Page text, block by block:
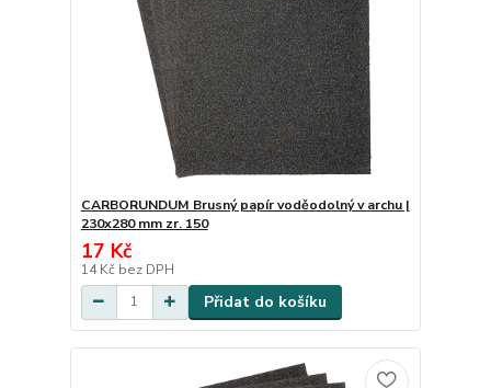
CARBORUNDUM Brusný papír voděodolný v archu |
230x280 mm zr. 150
17 Kč
14 Kč bez DPH
Přidat do košíku